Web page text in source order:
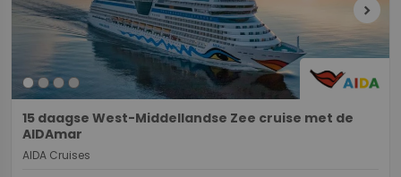
chevron_right
15 daagse West-Middellandse Zee cruise met de
AIDAmar
AIDA Cruises